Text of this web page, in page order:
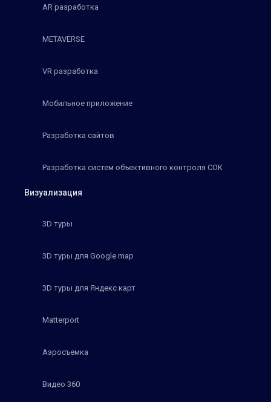
AR разработка
METAVERSE
VR разработка
Мобильное приложение
Разработка сайтов
Разработка систем объективного контроля СОК
Визуализация
3D туры
3D туры для Google map
3D туры для Яндекс карт
Matterport
Аэросъемка
Видео 360